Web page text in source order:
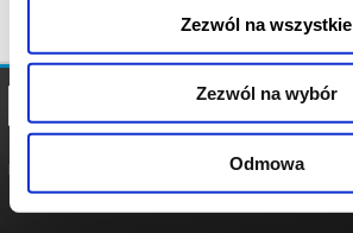
Zezwól na wszystkie
Zezwól na wybór
Odmowa
POLITYKA